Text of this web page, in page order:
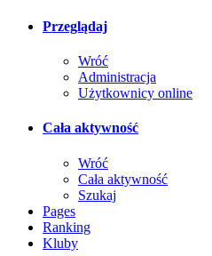
Przeglądaj
Wróć
Administracja
Użytkownicy online
Cała aktywność
Wróć
Cała aktywność
Szukaj
Pages
Ranking
Kluby